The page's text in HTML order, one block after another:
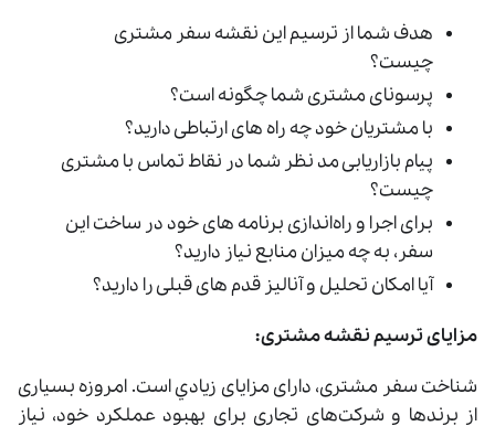
هدف شما از ترسیم این نقشه سفر مشتری
چیست؟
پرسونای مشتری شما چگونه است؟
با مشتریان خود چه راه‌ های ارتباطی دارید؟
پیام بازاریابی مد نظر شما در نقاط تماس با مشتری
چیست؟
برای اجرا و راه‌اندازی برنامه های خود در ساخت این
سفر، به چه میزان منابع نیاز دارید؟
آیا امکان تحلیل و آنالیز قدم‌ های قبلی را دارید؟
مزایای ترسیم نقشه مشتری:
شناخت سفر مشتری، دارای مزایای زيادي است. امروزه بسیاری
از برندها و شرکت‌های تجاری برای بهبود عملکرد خود، نیاز